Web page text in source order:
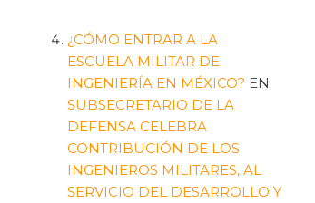
¿CÓMO ENTRAR A LA
ESCUELA MILITAR DE
INGENIERÍA EN MÉXICO? EN
SUBSECRETARIO DE LA
DEFENSA CELEBRA
CONTRIBUCIÓN DE LOS
INGENIEROS MILITARES, AL
SERVICIO DEL DESARROLLO Y